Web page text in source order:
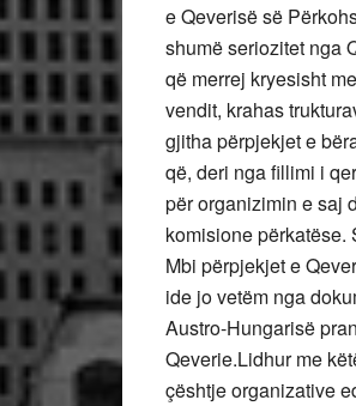
e Qeverisë së
shumë seriozitet nga
që merrej kryesisht
vendit, krahas
gjitha përpjekjet e
që, deri nga fillimi i
për organizimin e saj
komisione përkatëse.
Mbi përpjekjet e
ide jo vetëm nga
Austro-Hungarisë
Qeverie.Lidhur me
çështje organizative